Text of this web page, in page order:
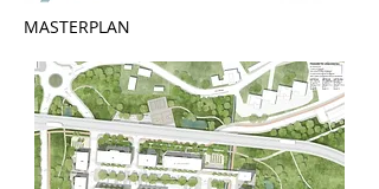
MASTERPLAN